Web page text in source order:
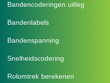
Bandencoderingen uitleg
Bandenlabels
Bandenspanning
Snelheidscodering
Rolomtrek berekenen